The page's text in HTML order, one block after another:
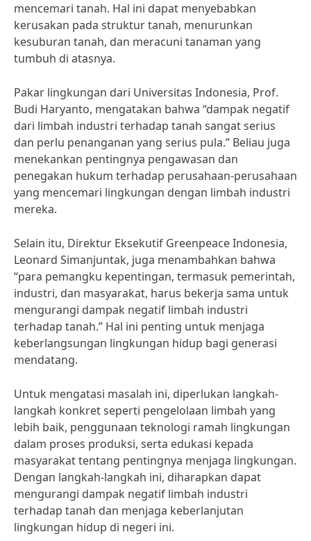
mencemari tanah. Hal ini dapat menyebabkan
kerusakan pada struktur tanah, menurunkan
kesuburan tanah, dan meracuni tanaman yang
tumbuh di atasnya.
Pakar lingkungan dari Universitas Indonesia, Prof.
Budi Haryanto, mengatakan bahwa “dampak negatif
dari limbah industri terhadap tanah sangat serius
dan perlu penanganan yang serius pula.” Beliau juga
menekankan pentingnya pengawasan dan
penegakan hukum terhadap perusahaan-perusahaan
yang mencemari lingkungan dengan limbah industri
mereka.
Selain itu, Direktur Eksekutif Greenpeace Indonesia,
Leonard Simanjuntak, juga menambahkan bahwa
“para pemangku kepentingan, termasuk pemerintah,
industri, dan masyarakat, harus bekerja sama untuk
mengurangi dampak negatif limbah industri
terhadap tanah.” Hal ini penting untuk menjaga
keberlangsungan lingkungan hidup bagi generasi
mendatang.
Untuk mengatasi masalah ini, diperlukan langkah-
langkah konkret seperti pengelolaan limbah yang
lebih baik, penggunaan teknologi ramah lingkungan
dalam proses produksi, serta edukasi kepada
masyarakat tentang pentingnya menjaga lingkungan.
Dengan langkah-langkah ini, diharapkan dapat
mengurangi dampak negatif limbah industri
terhadap tanah dan menjaga keberlanjutan
lingkungan hidup di negeri ini.